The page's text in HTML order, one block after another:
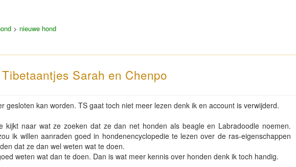
> nieuwe hond
Sarah en Chenpo
gesloten kan worden. TS gaat toch niet meer lezen denk ik en account is verwijderd.
kijkt naar wat ze zoeken dat ze dan net honden als beagle en Labradoodle noemen.
ik willen aanraden goed in hondenencyclopedie te lezen over de ras-eigenschappen
dat ze dan wel weten wat te doen.
weten wat dan te doen. Dan is wat meer kennis over honden denk ik toch handig.